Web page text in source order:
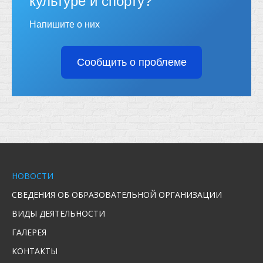
Напишите о них
Сообщить о проблеме
НОВОСТИ
СВЕДЕНИЯ ОБ ОБРАЗОВАТЕЛЬНОЙ ОРГАНИЗАЦИИ
ВИДЫ ДЕЯТЕЛЬНОСТИ
ГАЛЕРЕЯ
КОНТАКТЫ